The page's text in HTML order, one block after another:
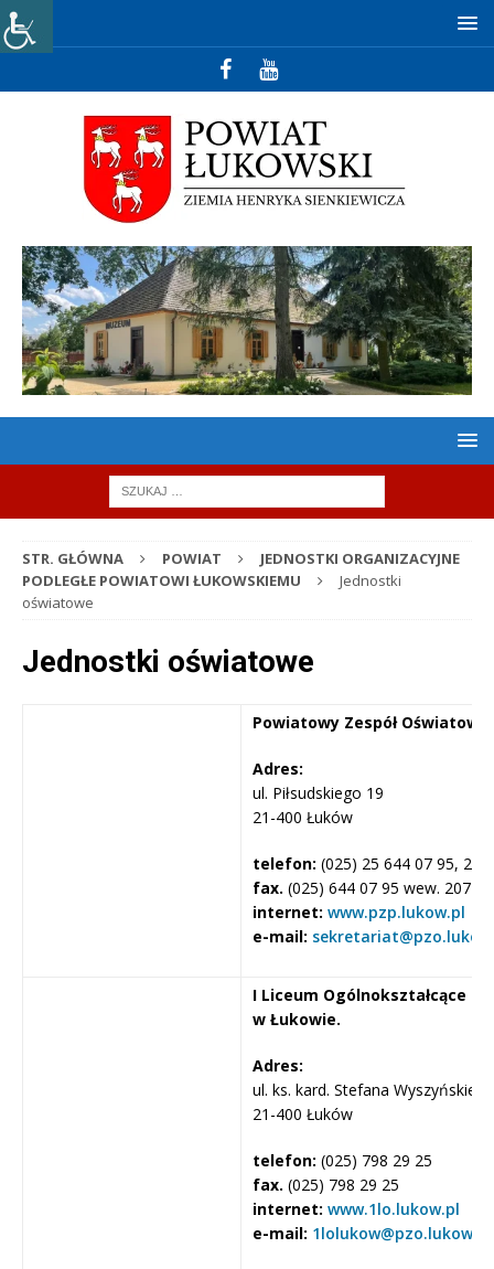
STR. GŁÓWNA POWIAT
JEDNOSTKI ORGANIZACYJNE
PODLEGŁE POWIATOWI ŁUKOWSKIEMU
Jednostki
oświatowe
Jednostki oświatowe
Powiatowy Zespół Oświatowy
Adres:
ul. Piłsudskiego 19
21-400 Łuków
telefon: (025) 25 644 07 95, 25
fax. (025) 644 07 95 wew. 207
internet: www.pzp.lukow.pl
e-mail:
I Liceum Ogólnokształcące
w Łukowie.
Adres:
ul. ks. kard. Stefana
21-400 Łuków
telefon: (025) 798 29 25
fax. (025) 798 29 25
internet: www.1lo.lukow.pl
e-mail: 1lolukow@pzo.lukow.pl